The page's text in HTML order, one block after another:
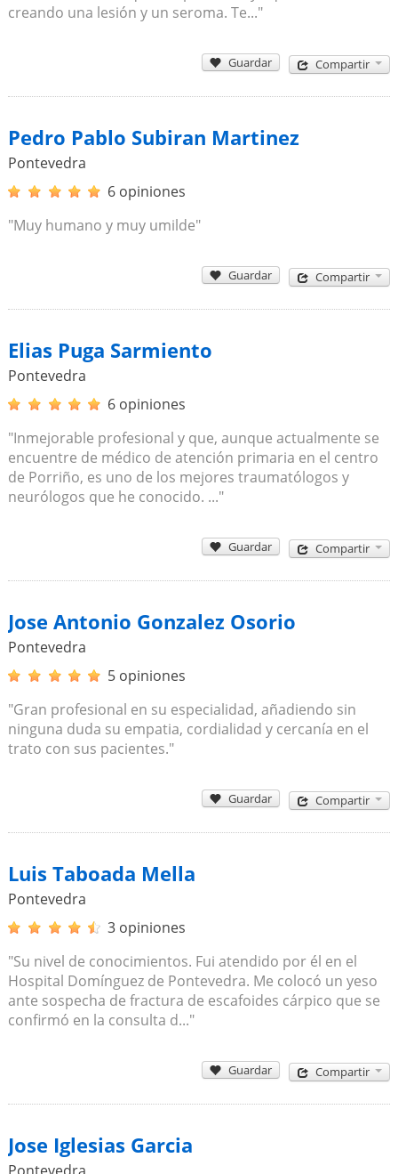
creando una lesión y un seroma. Te..."
Guardar Compartir
Pedro Pablo Subiran Martinez
Pontevedra
6 opiniones
"Muy humano y muy umilde"
Guardar Compartir
Elias Puga Sarmiento
Pontevedra
6 opiniones
"Inmejorable profesional y que, aunque actualmente se
encuentre de médico de atención primaria en el centro
de Porriño, es uno de los mejores traumatólogos y
neurólogos que he conocido. ..."
Guardar Compartir
Jose Antonio Gonzalez Osorio
Pontevedra
5 opiniones
"Gran profesional en su especialidad, añadiendo sin
ninguna duda su empatia, cordialidad y cercanía en el
trato con sus pacientes."
Guardar Compartir
Luis Taboada Mella
Pontevedra
3 opiniones
"Su nivel de conocimientos. Fui atendido por él en el
Hospital Domínguez de Pontevedra. Me colocó un yeso
ante sospecha de fractura de escafoides cárpico que se
confirmó en la consulta d..."
Guardar Compartir
Jose Iglesias Garcia